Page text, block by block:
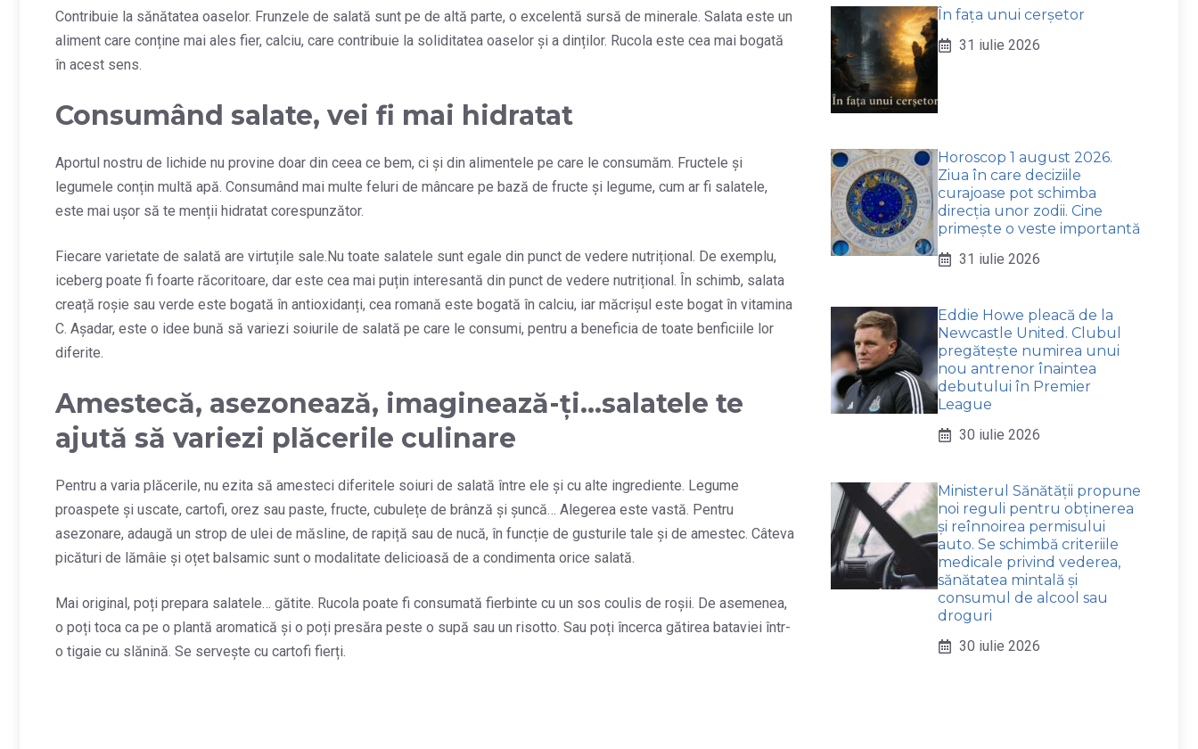
Contribuie la sănătatea oaselor. Frunzele de salată sunt pe de altă parte, o excelentă sursă de minerale. Salata este un
aliment care conține mai ales fier, calciu, care contribuie la soliditatea oaselor și a dinților. Rucola este cea mai bogată
în acest sens.
Consumând salate, vei fi mai hidratat
Aportul nostru de lichide nu provine doar din ceea ce bem, ci și din alimentele pe care le consumăm. Fructele și
legumele conțin multă apă. Consumând mai multe feluri de mâncare pe bază de fructe și legume, cum ar fi salatele,
este mai ușor să te menții hidratat corespunzător.
Fiecare varietate de salată are virtuțile sale.Nu toate salatele sunt egale din punct de vedere nutrițional. De exemplu,
iceberg poate fi foarte răcoritoare, dar este cea mai puțin interesantă din punct de vedere nutrițional. În schimb, salata
creață roșie sau verde este bogată în antioxidanți, cea romană este bogată în calciu, iar măcrișul este bogat în vitamina
C. Așadar, este o idee bună să variezi soiurile de salată pe care le consumi, pentru a beneficia de toate benficiile lor
diferite.
Amestecă, asezonează, imaginează-ți…salatele te
ajută să variezi plăcerile culinare
Pentru a varia plăcerile, nu ezita să amesteci diferitele soiuri de salată între ele și cu alte ingrediente. Legume
proaspete și uscate, cartofi, orez sau paste, fructe, cubulețe de brânză și șuncă… Alegerea este vastă. Pentru
asezonare, adaugă un strop de ulei de măsline, de rapiță sau de nucă, în funcție de gusturile tale și de amestec. Câteva
picături de lămâie și oțet balsamic sunt o modalitate delicioasă de a condimenta orice salată.
Mai original, poți prepara salatele… gătite. Rucola poate fi consumată fierbinte cu un sos coulis de roșii. De asemenea,
o poți toca ca pe o plantă aromatică și o poți presăra peste o supă sau un risotto. Sau poți încerca gătirea bataviei într-
o tigaie cu slănină. Se servește cu cartofi fierți.
În fața unui cerșetor
31 iulie 2026
Horoscop 1 august 2026.
Ziua în care deciziile
curajoase pot schimba
direcția unor zodii. Cine
primește o veste importantă
31 iulie 2026
Eddie Howe pleacă de la
Newcastle United. Clubul
pregătește numirea unui
nou antrenor înaintea
debutului în Premier
League
30 iulie 2026
Ministerul Sănătății propune
noi reguli pentru obținerea
și reînnoirea permisului
auto. Se schimbă criteriile
medicale privind vederea,
sănătatea mintală și
consumul de alcool sau
droguri
30 iulie 2026